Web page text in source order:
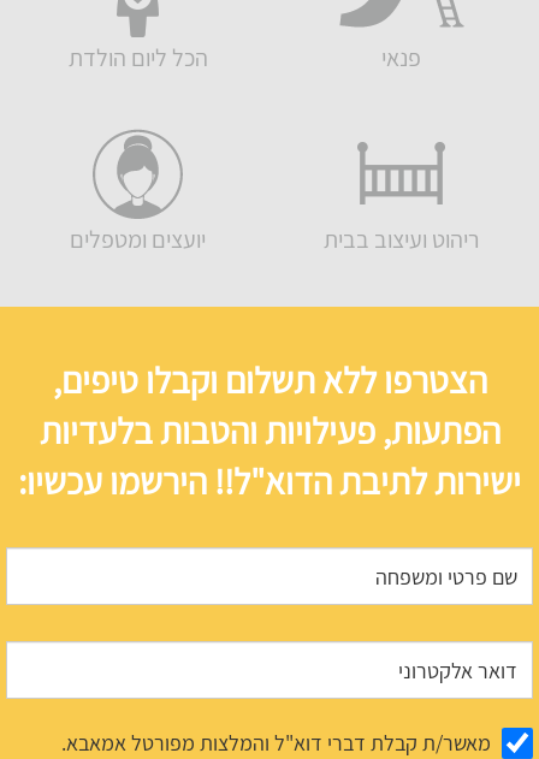
הכל ליום הולדת פנאי
יועצים ומטפלים ריהוט ועיצוב בבית
הצטרפו ללא תשלום וקבלו טיפים,
הפתעות, פעילויות והטבות בלעדיות
ישירות לתיבת הדוא"ל!! הירשמו עכשיו:
מאשר/ת קבלת דברי דוא"ל והמלצות מפורטל אמאבא.